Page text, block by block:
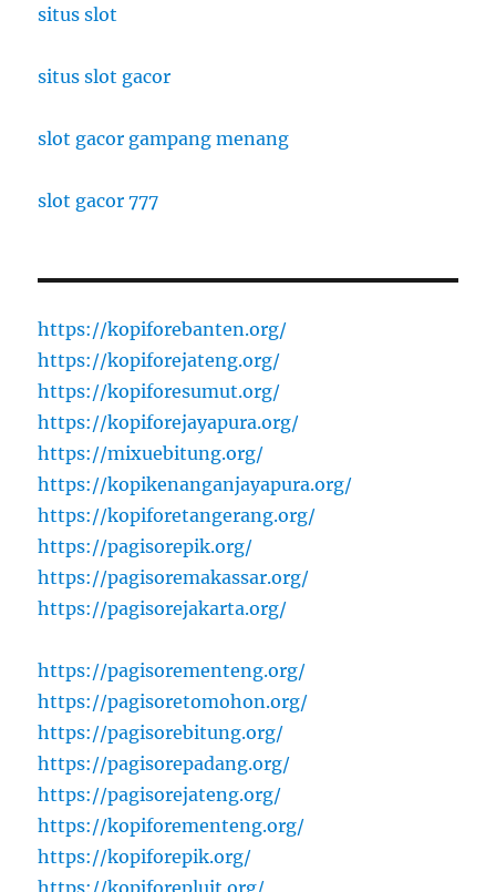
situs slot
situs slot gacor
slot gacor gampang menang
slot gacor 777
https://kopiforebanten.org/
https://kopiforejateng.org/
https://kopiforesumut.org/
https://kopiforejayapura.org/
https://mixuebitung.org/
https://kopikenanganjayapura.org/
https://kopiforetangerang.org/
https://pagisorepik.org/
https://pagisoremakassar.org/
https://pagisorejakarta.org/
https://pagisorementeng.org/
https://pagisoretomohon.org/
https://pagisorebitung.org/
https://pagisorepadang.org/
https://pagisorejateng.org/
https://kopiforementeng.org/
https://kopiforepik.org/